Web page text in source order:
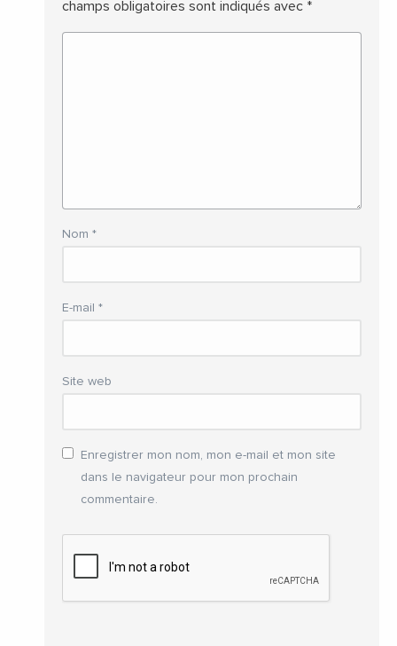
champs obligatoires sont indiqués avec *
Nom *
E-mail *
Site web
Enregistrer mon nom, mon e-mail et mon site
dans le navigateur pour mon prochain
commentaire.